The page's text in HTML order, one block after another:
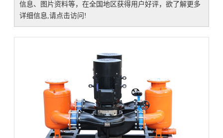
信息、图片资料等，在全国地区获得用户好评，欲了解更多
详细信息,请点击访问!